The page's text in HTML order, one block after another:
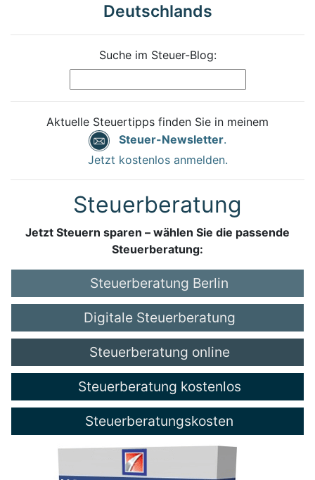
Deutschlands
Suche im Steuer-Blog:
Aktuelle Steuertipps finden Sie in meinem
Steuer-Newsletter.
Jetzt kostenlos anmelden.
Steuerberatung
Jetzt Steuern sparen – wählen Sie die passende
Steuerberatung:
Steuerberatung Berlin
Digitale Steuerberatung
Steuerberatung online
Steuerberatung kostenlos
Steuerberatungskosten